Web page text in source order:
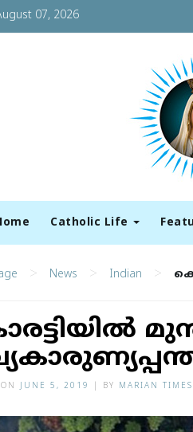
07, 2026
Catholic Life
> News > Indian >
JUNE 5, 2019 BY MARIAN